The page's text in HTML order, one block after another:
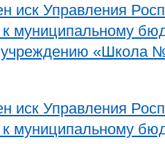
иск Управления
к муниципальному
учреждению «Школа
иск Управления
к муниципальному